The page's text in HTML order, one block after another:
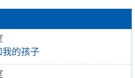
的孩子